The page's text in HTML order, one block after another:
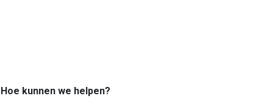
Hoe kunnen we helpen?